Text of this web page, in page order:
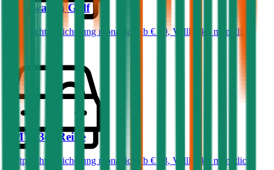
Volkswagen Golf
Haftpflichtversicherung monatlich ab € 50,Vollkasko monatlich
BMW 3er-Reihe
Haftpflichtversicherung monatlich ab € 68, Vollkasko monatlich